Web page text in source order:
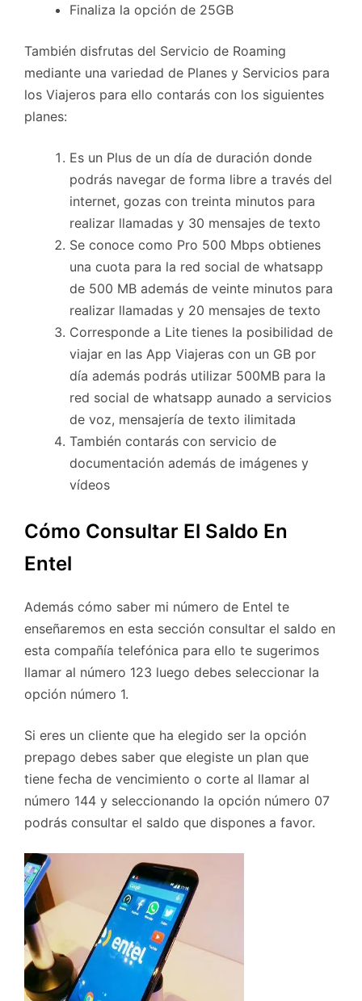
Finaliza la opción de 25GB
También disfrutas del Servicio de Roaming
mediante una variedad de Planes y Servicios para
los Viajeros para ello contarás con los siguientes
planes:
Es un Plus de un día de duración donde
podrás navegar de forma libre a través del
internet, gozas con treinta minutos para
realizar llamadas y 30 mensajes de texto
Se conoce como Pro 500 Mbps obtienes
una cuota para la red social de whatsapp
de 500 MB además de veinte minutos para
realizar llamadas y 20 mensajes de texto
Corresponde a Lite tienes la posibilidad de
viajar en las App Viajeras con un GB por
día además podrás utilizar 500MB para la
red social de whatsapp aunado a servicios
de voz, mensajería de texto ilimitada
También contarás con servicio de
documentación además de imágenes y
vídeos
Cómo Consultar El Saldo En
Entel
Además cómo saber mi número de Entel te
enseñaremos en esta sección consultar el saldo en
esta compañía telefónica para ello te sugerimos
llamar al número 123 luego debes seleccionar la
opción número 1.
Si eres un cliente que ha elegido ser la opción
prepago debes saber que elegiste un plan que
tiene fecha de vencimiento o corte al llamar al
número 144 y seleccionando la opción número 07
podrás consultar el saldo que dispones a favor.